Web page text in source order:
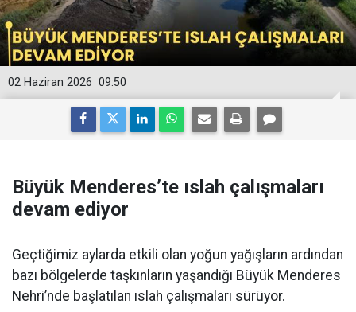
09:50
02 Haziran 2026
Büyük Menderes’te ıslah çalışmaları
devam ediyor
Geçtiğimiz aylarda etkili olan yoğun yağışların ardından
bazı bölgelerde taşkınların yaşandığı Büyük Menderes
Nehri’nde başlatılan ıslah çalışmaları sürüyor.